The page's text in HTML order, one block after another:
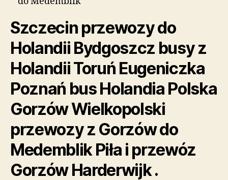
Szczecin przewozy do
Holandii Bydgoszcz busy z
Holandii Toruń Eugeniczka
Poznań bus Holandia Polska
Gorzów Wielkopolski
przewozy z Gorzów do
Medemblik Piła i przewóz
Gorzów Harderwijk .